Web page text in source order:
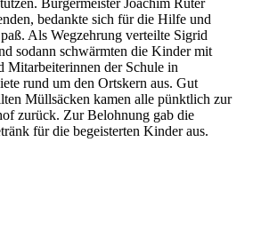
bedankte sich für die Hilfe und
Als Wegzehrung verteilte Sigrid
sodann schwärmten die Kinder mit
Mitarbeiterinnen der Schule in
rund um den Ortskern aus. Gut
Müllsäcken kamen alle pünktlich zur
zurück. Zur Belohnung gab die
für die begeisterten Kinder aus.